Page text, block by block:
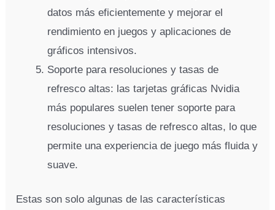
datos más eficientemente y mejorar el
rendimiento en juegos y aplicaciones de
gráficos intensivos.
Soporte para resoluciones y tasas de
refresco altas: las tarjetas gráficas Nvidia
más populares suelen tener soporte para
resoluciones y tasas de refresco altas, lo que
permite una experiencia de juego más fluida y
suave.
Estas son solo algunas de las características